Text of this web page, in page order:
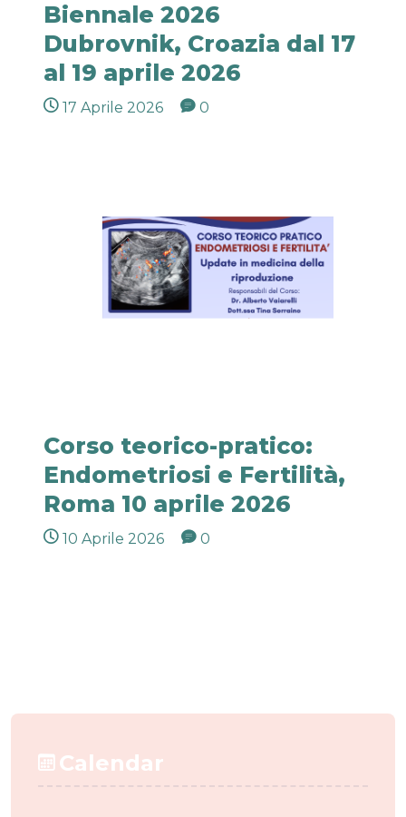
Biennale 2026
Dubrovnik, Croazia dal 17
al 19 aprile 2026
17 Aprile 2026 0
Corso teorico-pratico:
Endometriosi e Fertilità,
Roma 10 aprile 2026
10 Aprile 2026 0
Calendar